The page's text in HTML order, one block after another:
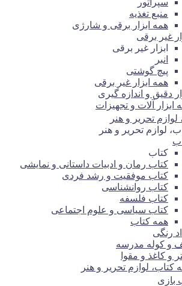
سپراتور
منبع تغذیه
همه ابزار برقی و شارژی
غیر برقی
ابزار غیر برقی
انبر
پیچ گوشتی
همه ابزار غیر برقی
دقیق و اندازه گیری
ابزار آلات و تجهیزات
لوازم تحریر و هنر
لوازم تحریر و هنر
کتاب
کتاب رمان و ادبیات داستانی و نمایشی
کتاب موفقیت و رشد فردی
کتاب روانشناسی
کتاب فلسفه
کتاب سیاسی و علوم اجتماعی
همه کتاب
رنگی
و کوله مدرسه
و کاغذ و مقوا
کتاب، لوازم تحریر و هنر
بازی